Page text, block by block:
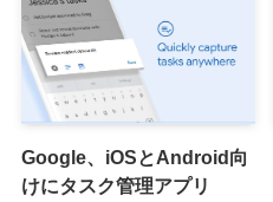
Google、iOSとAndroid向
けにタスク管理アプリ